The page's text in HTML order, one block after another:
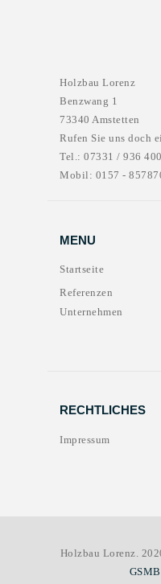
Holzbau Lorenz
Benzwang 1
73340 Amstetten
Rufen Sie uns doch
Tel.: 07331 / 936
Mobil: 0157 -
MENU
Startseite
Referenzen
Unternehmen
RECHTLICHES
Impressum
Holzbau Lorenz.